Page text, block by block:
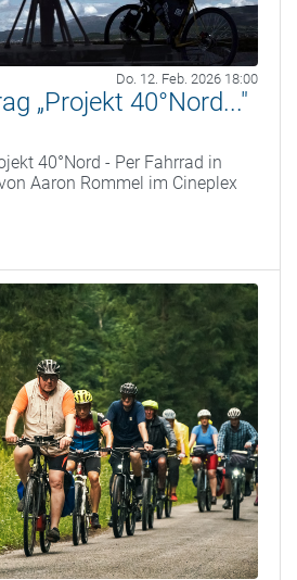
Do. 12. Feb. 2026 18:00
„Projekt 40°Nord..."
40°Nord - Per Fahrrad in
Aaron Rommel im Cineplex